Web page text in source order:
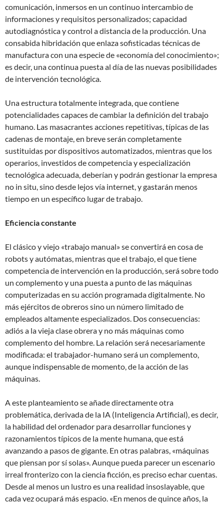
comunicación, inmersos en un continuo intercambio de
informaciones y requisitos personalizados; capacidad
autodiagnóstica y control a distancia de la producción. Una
consabida hibridación que enlaza sofisticadas técnicas de
manufactura con una especie de «economía del conocimiento»;
es decir, una continua puesta al día de las nuevas posibilidades
de intervención tecnológica.
Una estructura totalmente integrada, que contiene
potencialidades capaces de cambiar la definición del trabajo
humano. Las masacrantes acciones repetitivas, típicas de las
cadenas de montaje, en breve serán completamente
sustituidas por dispositivos automatizados, mientras que los
operarios, investidos de competencia y especialización
tecnológica adecuada, deberían y podrán gestionar la empresa
no in situ, sino desde lejos vía internet, y gastarán menos
tiempo en un específico lugar de trabajo.
Eficiencia constante
El clásico y viejo «trabajo manual» se convertirá en cosa de
robots y autómatas, mientras que el trabajo, el que tiene
competencia de intervención en la producción, será sobre todo
un complemento y una puesta a punto de las máquinas
computerizadas en su acción programada digitalmente. No
más ejércitos de obreros sino un número limitado de
empleados altamente especializados. Dos consecuencias:
adiós a la vieja clase obrera y no más máquinas como
complemento del hombre. La relación será necesariamente
modificada: el trabajador-humano será un complemento,
aunque indispensable de momento, de la acción de las
máquinas.
A este planteamiento se añade directamente otra
problemática, derivada de la IA (Inteligencia Artificial), es decir,
la habilidad del ordenador para desarrollar funciones y
razonamientos típicos de la mente humana, que está
avanzando a pasos de gigante. En otras palabras, «máquinas
que piensan por sí solas». Aunque pueda parecer un escenario
irreal fronterizo con la ciencia ficción, es preciso echar cuentas.
Desde al menos un lustro es una realidad insoslayable, que
cada vez ocupará más espacio. «En menos de quince años, la